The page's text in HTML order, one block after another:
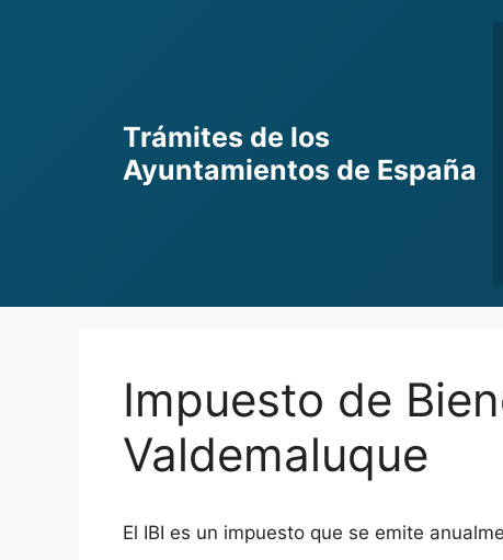
Trámites de los
Ayuntamientos de España
Impuesto de
Valdemaluque
El IBI es un impuesto que se emite